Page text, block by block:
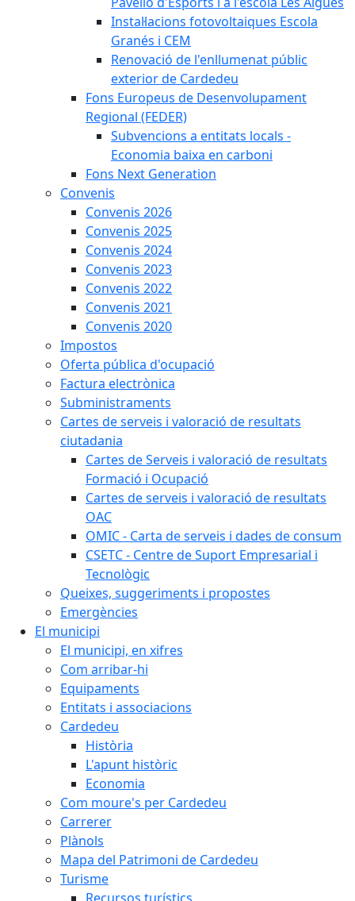
Instal·lacions fotovoltaiques Escola
Granés i CEM
Renovació de l'enllumenat públic
exterior de Cardedeu
Fons Europeus de Desenvolupament
Regional (FEDER)
Subvencions a entitats locals -
Economia baixa en carboni
Fons Next Generation
Convenis
Convenis 2026
Convenis 2025
Convenis 2024
Convenis 2023
Convenis 2022
Convenis 2021
Convenis 2020
Impostos
Oferta pública d'ocupació
Factura electrònica
Subministraments
Cartes de serveis i valoració de resultats
ciutadania
Cartes de Serveis i valoració de resultats
Formació i Ocupació
Cartes de serveis i valoració de resultats
OAC
OMIC - Carta de serveis i dades de consum
CSETC - Centre de Suport Empresarial i
Tecnològic
Queixes, suggeriments i propostes
Emergències
El municipi
El municipi, en xifres
Com arribar-hi
Equipaments
Entitats i associacions
Cardedeu
Història
L'apunt històric
Economia
Com moure's per Cardedeu
Carrerer
Plànols
Mapa del Patrimoni de Cardedeu
Turisme